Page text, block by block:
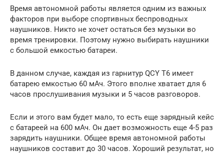
Время автономной работы является одним из важных
факторов при выборе спортивных беспроводных
наушников. Никто не хочет остаться без музыки во
время тренировки. Поэтому нужно выбирать наушники
с большой емкостью батареи.
В данном случае, каждая из гарнитур QCY T6 имеет
батарею емкостью 60 мАч. Этого вполне хватает для 6
часов прослушивания музыки и 5 часов разговоров.
Если и этого вам будет мало, то есть еще зарядный кейс
с батареей на 600 мАч. Он дает возможность еще 4-5 раз
зарядить наушники. Общее время автономной работы
наушников составит до 30 часов. Хороший результат, но